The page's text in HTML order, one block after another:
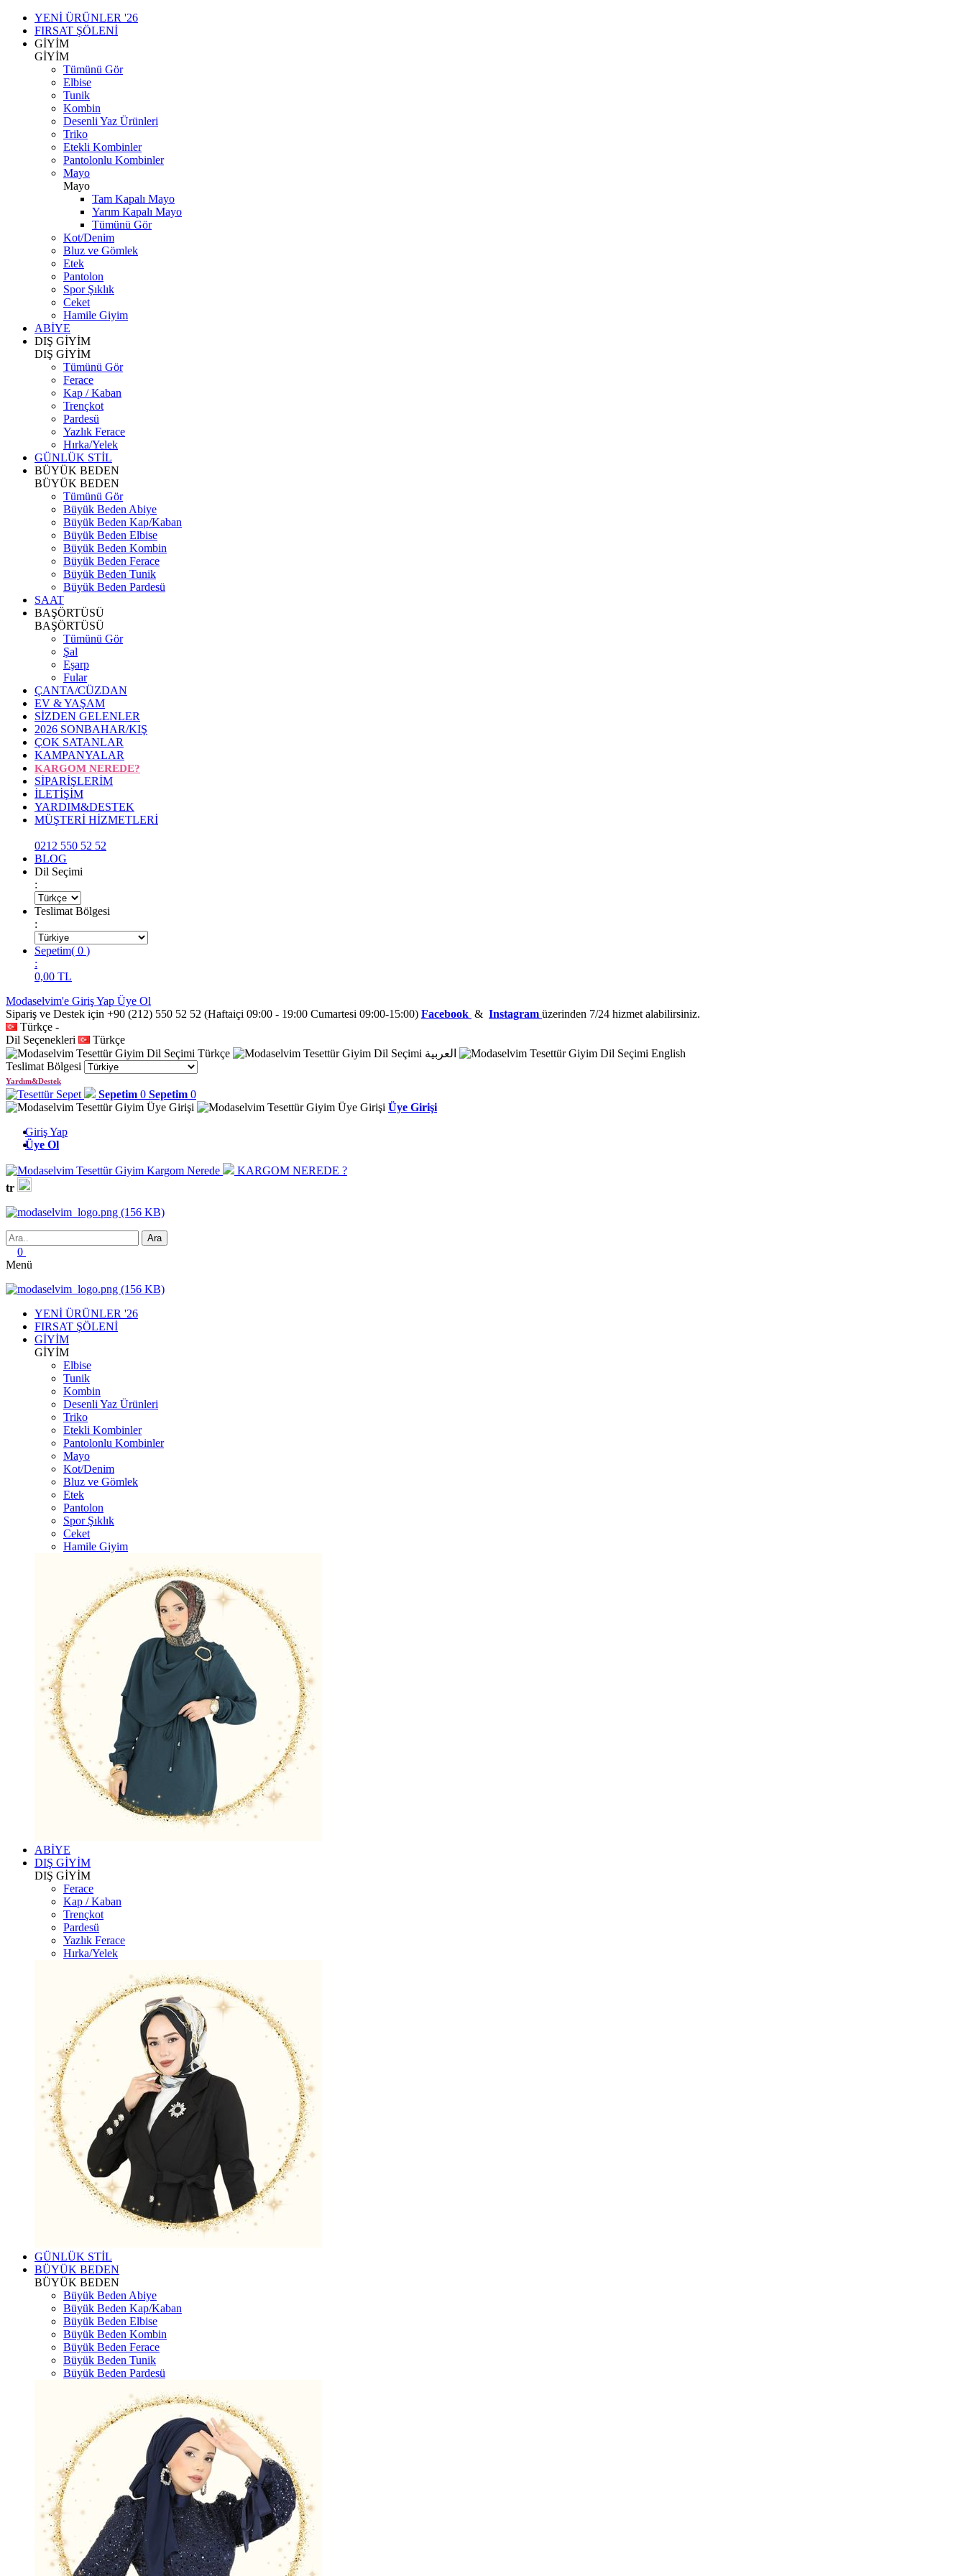
YENİ ÜRÜNLER '26
FIRSAT ŞÖLENİ
GİYİM
GİYİM
Tümünü Gör
Elbise
Tunik
Kombin
Desenli Yaz Ürünleri
Triko
Etekli Kombinler
Pantolonlu Kombinler
Mayo
Mayo
Tam Kapalı Mayo
Yarım Kapalı Mayo
Tümünü Gör
Kot/Denim
Bluz ve Gömlek
Etek
Pantolon
Spor Şıklık
Ceket
Hamile Giyim
ABİYE
DIŞ GİYİM
DIŞ GİYİM
Tümünü Gör
Ferace
Kap / Kaban
Trençkot
Pardesü
Yazlık Ferace
Hırka/Yelek
GÜNLÜK STİL
BÜYÜK BEDEN
BÜYÜK BEDEN
Tümünü Gör
Büyük Beden Abiye
Büyük Beden Kap/Kaban
Büyük Beden Elbise
Büyük Beden Kombin
Büyük Beden Ferace
Büyük Beden Tunik
Büyük Beden Pardesü
SAAT
BAŞÖRTÜSÜ
BAŞÖRTÜSÜ
Tümünü Gör
Şal
Eşarp
Fular
ÇANTA/CÜZDAN
EV & YAŞAM
SİZDEN GELENLER
2026 SONBAHAR/KIŞ
ÇOK SATANLAR
KAMPANYALAR
KARGOM NEREDE?
SİPARİŞLERİM
İLETİŞİM
YARDIM&DESTEK
MÜŞTERİ HİZMETLERİ
0212 550 52 52
BLOG
Dil Seçimi
:
Teslimat Bölgesi
:
Sepetim( 0 )
:
0,00 TL
Modaselvim'e Giriş Yap Üye Ol
Sipariş ve Destek için +90 (212) 550 52 52 (Haftaiçi 09:00 - 19:00 Cumartesi 09:00-15:00) Facebook & Instagram üzerinden 7/24 hizmet alabilirsiniz.
Türkçe -
Dil Seçenekleri
Türkçe
Türkçe
English
Teslimat Bölgesi
Yardım&Destek
Sepetim 0 Sepetim 0
Üye Girişi
Giriş Yap
Üye Ol
KARGOM NEREDE ?
tr
0
Menü
YENİ ÜRÜNLER '26
FIRSAT ŞÖLENİ
GİYİM
GİYİM
Elbise
Tunik
Kombin
Desenli Yaz Ürünleri
Triko
Etekli Kombinler
Pantolonlu Kombinler
Mayo
Kot/Denim
Bluz ve Gömlek
Etek
Pantolon
Spor Şıklık
Ceket
Hamile Giyim
ABİYE
DIŞ GİYİM
DIŞ GİYİM
Ferace
Kap / Kaban
Trençkot
Pardesü
Yazlık Ferace
Hırka/Yelek
GÜNLÜK STİL
BÜYÜK BEDEN
BÜYÜK BEDEN
Büyük Beden Abiye
Büyük Beden Kap/Kaban
Büyük Beden Elbise
Büyük Beden Kombin
Büyük Beden Ferace
Büyük Beden Tunik
Büyük Beden Pardesü